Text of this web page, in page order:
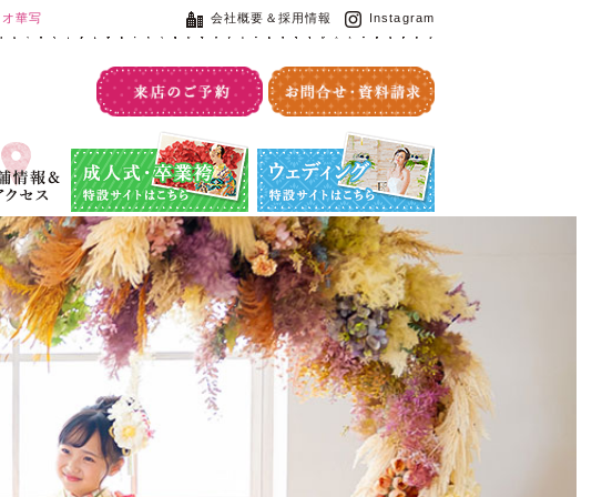
華写 会社概要＆採用情報 Instagram
情報＆ア
ス
成人式・卒業袴特設サイト ウエディング特設サイト